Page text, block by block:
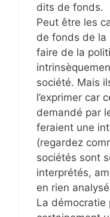
dits de fonds.
Peut être les
de fonds de la
faire de la
société. Mais
l’exprimer car
demandé par
feraient une
(regardez
sociétés sont
interprétés,
en rien
La démocratie